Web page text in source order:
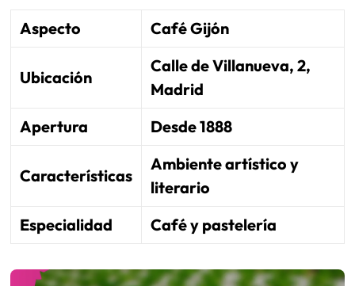
Aspecto Café Gijón
Ubicación
Calle de Villanueva, 2,
Madrid
Apertura
Desde 1888
Características
Ambiente artístico y
literario
Especialidad
Café y pastelería